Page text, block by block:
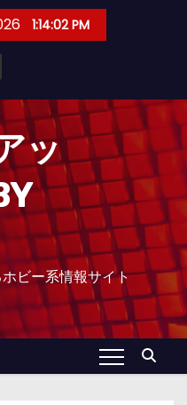
1:14:04 PM
ッ
ビー系情報サイト